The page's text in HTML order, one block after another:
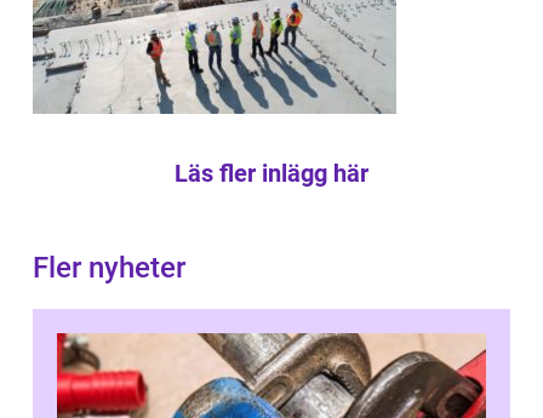
Läs fler inlägg här
Fler nyheter